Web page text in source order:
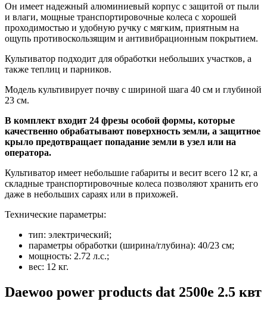
Он имеет надежный алюминиевый корпус с защитой от пыли
и влаги, мощные транспортировочные колеса с хорошей
проходимостью и удобную ручку с мягким, приятным на
ощупь противоскользящим и антивибрационным покрытием.
Культиватор подходит для обработки небольших участков, а
также теплиц и парников.
Модель культивирует почву с шириной шага 40 см и глубиной
23 см.
В комплект входит 24 фрезы особой формы, которые
качественно обрабатывают поверхность земли, а защитное
крыло предотвращает попадание земли в узел или на
оператора.
Культиватор имеет небольшие габариты и весит всего 12 кг, а
складные транспортировочные колеса позволяют хранить его
даже в небольших сараях или в прихожей.
Технические параметры:
тип: электрический;
параметры обработки (ширина/глубина): 40/23 см;
мощность: 2.72 л.с.;
вес: 12 кг.
Daewoo power products dat 2500e 2.5 квт